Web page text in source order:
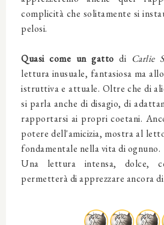
complicità che solitamente si
pelosi.
Quasi come un gatto di Carlie
lettura inusuale, fantasiosa ma
istruttiva e attuale. Oltre che di
si parla anche di disagio, di
rapportarsi ai propri coetani.
potere dell'amicizia, mostra al
fondamentale nella vita di ognuno.
Una lettura intensa, dolce,
permetterà di apprezzare ancora